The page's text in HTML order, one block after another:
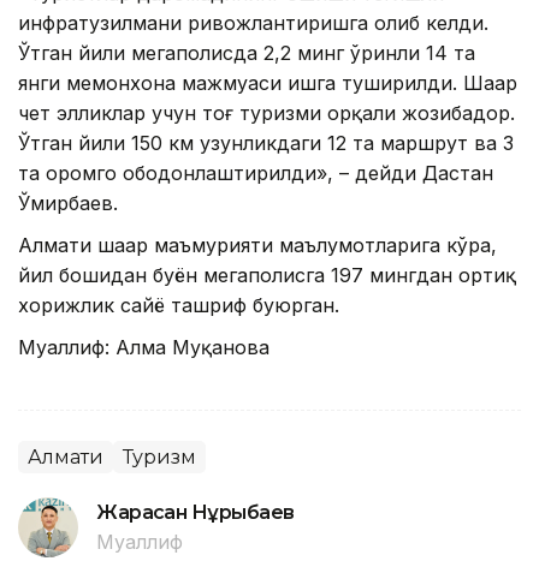
инфратузилмани ривожлантиришга олиб келди.
Ўтган йили мегаполисда 2,2 минг ўринли 14 та
янги меҳмонхона мажмуаси ишга туширилди. Шаҳар
чет элликлар учун тоғ туризми орқали жозибадор.
Ўтган йили 150 км узунликдаги 12 та маршрут ва 3
та оромгоҳ ободонлаштирилди», – дейди Дастан
Ўмирбаев.
Алмати шаҳар маъмурияти маълумотларига кўра,
йил бошидан буён мегаполисга 197 мингдан ортиқ
хорижлик сайёҳ ташриф буюрган.
Муаллиф: Алма Муқанова
Алмати Туризм
Жарасқан Нұрыбаев
Муаллиф